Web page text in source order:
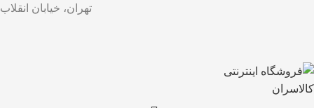
تهران، خیابان انقلاب